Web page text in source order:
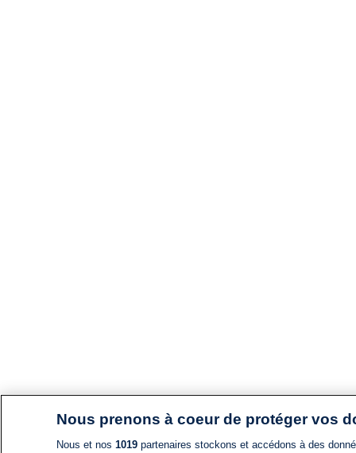
Nous prenons à coeur de protéger vos
Nous et nos 1019partenaires stockons et accédons à des